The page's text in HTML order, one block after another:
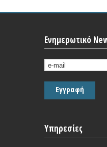
Ενημερωτικό
Υπηρεσίες